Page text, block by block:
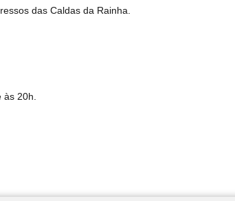
das Caldas da Rainha.
às 20h.